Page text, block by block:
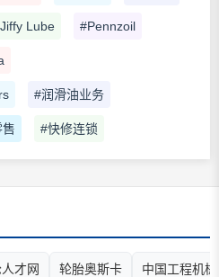
Lube #Pennzoil
#润滑油业务
#快修连锁
才网 轮胎奥斯卡 中国工程机